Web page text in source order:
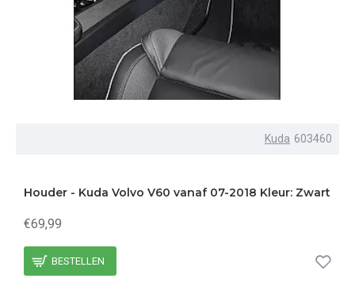
Kuda 603460
Houder - Kuda Volvo V60 vanaf 07-2018 Kleur: Zwart
€69,99
BESTELLEN